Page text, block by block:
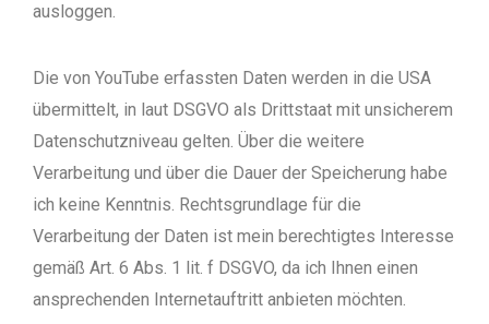
ausloggen.
Die von YouTube erfassten Daten werden in die USA
übermittelt, in laut DSGVO als Drittstaat mit unsicherem
Datenschutzniveau gelten. Über die weitere
Verarbeitung und über die Dauer der Speicherung habe
ich keine Kenntnis. Rechtsgrundlage für die
Verarbeitung der Daten ist mein berechtigtes Interesse
gemäß Art. 6 Abs. 1 lit. f DSGVO, da ich Ihnen einen
ansprechenden Internetauftritt anbieten möchten.